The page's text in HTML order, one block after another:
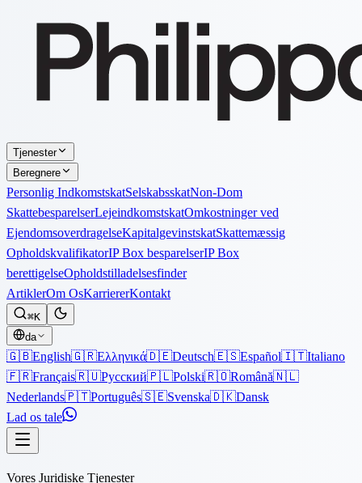
Tjenester
Beregnere
Personlig IndkomstskatSelskabsskatNon-Dom
SkattebesparelserLejeindkomstskatOmkostninger ved
EjendomsoverdragelseKapitalgevinstskatSkattemæssig
OpholdskvalifikatorIP Box besparelserIP Box
berettigelseOpholdstilladelsesfinder
ArtiklerOm OsKarriererKontakt
⌘K
da
🇬🇧English🇬🇷Ελληνικά🇩🇪Deutsch🇪🇸Español🇮🇹Italiano
🇫🇷Français🇷🇺Русский🇵🇱Polski🇷🇴Română🇳🇱
Nederlands🇵🇹Português🇸🇪Svenska🇩🇰Dansk
Lad os tale
Vores Juridiske Tjenester